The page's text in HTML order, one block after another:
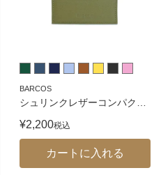
BARCOS
シュリンクレザーコンパク
¥2,200税込
カートに入れる